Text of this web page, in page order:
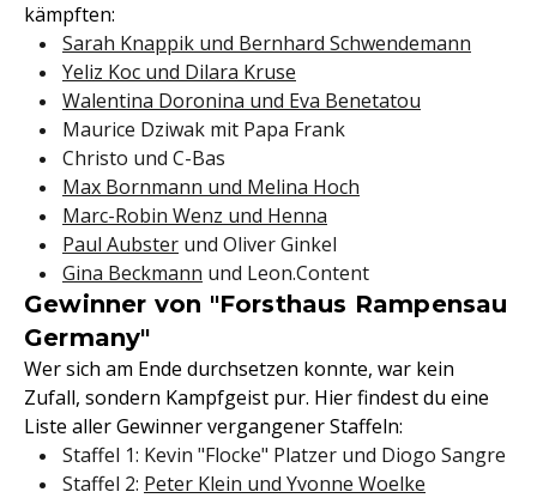
kämpften:
Sarah Knappik und Bernhard Schwendemann
Yeliz Koc und Dilara Kruse
Walentina Doronina und Eva Benetatou
Maurice Dziwak mit Papa Frank
Christo und C-Bas
Max Bornmann und Melina Hoch
Marc-Robin Wenz und Henna
Paul Aubster und Oliver Ginkel
Gina Beckmann und Leon.Content
Gewinner von "Forsthaus Rampensau
Germany"
Wer sich am Ende durchsetzen konnte, war kein
Zufall, sondern Kampfgeist pur. Hier findest du eine
Liste aller Gewinner vergangener Staffeln:
Staffel 1: Kevin "Flocke" Platzer und Diogo Sangre
Staffel 2: Peter Klein und Yvonne Woelke